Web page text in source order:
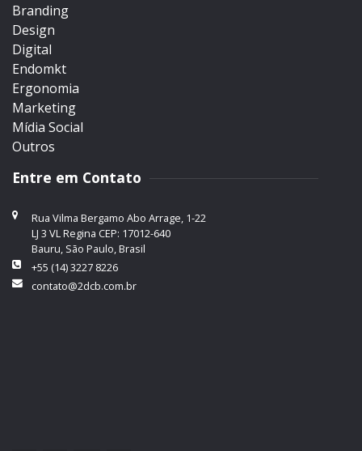
Branding
Design
Digital
Endomkt
Ergonomia
Marketing
Mídia Social
Outros
Entre em Contato
Rua Vilma Bergamo Abo Arrage, 1-22
LJ 3 VL Regina CEP: 17012-640
Bauru, São Paulo, Brasil
+55 (14) 3227 8226
contato@2dcb.com.br